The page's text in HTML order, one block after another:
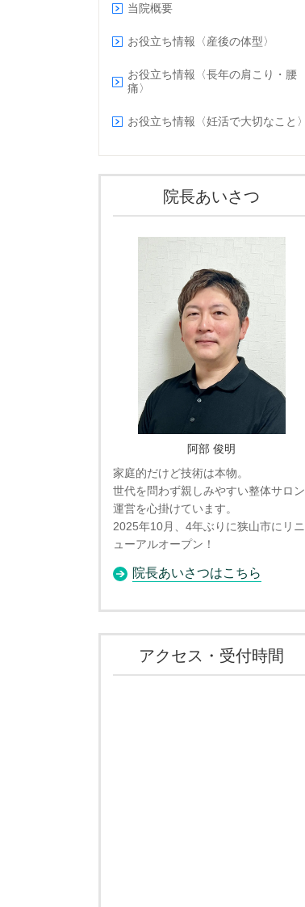
当院概要
お役立ち情報〈産後の体型〉
お役立ち情報〈長年の肩こり・腰
痛〉
お役立ち情報〈妊活で大切なこと〉
院長あいさつ
阿部 俊明
家庭的だけど技術は本物。
世代を問わず親しみやすい整体サロン
運営を心掛けています。
2025年10月、4年ぶりに狭山市にリニ
ューアルオープン！
院長あいさつはこちら
アクセス・受付時間